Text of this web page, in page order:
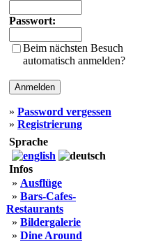
Passwort:
Beim nächsten Besuch
automatisch anmelden?
» Password vergessen
» Registrierung
Sprache
Infos
» Ausflüge
» Bars-Cafes-
Restaurants
» Bildergalerie
» Dine Around